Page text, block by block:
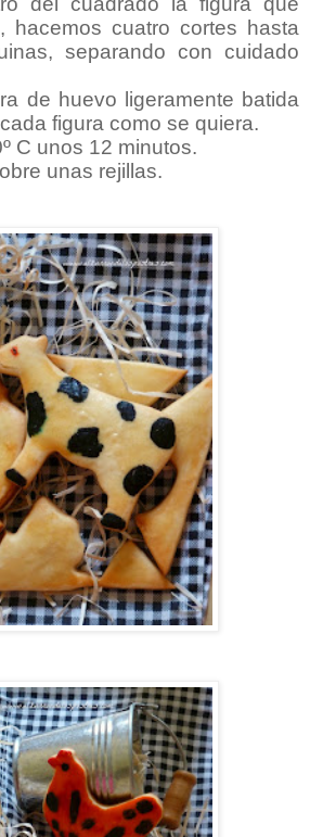
hacemos cuatro cortes hasta
separando con cuidado
de huevo ligeramente batida
figura como se quiera.
C unos 12 minutos.
unas rejillas.